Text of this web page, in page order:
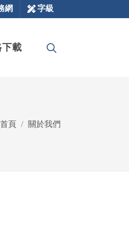
網 字級
下載
首頁 關於我們